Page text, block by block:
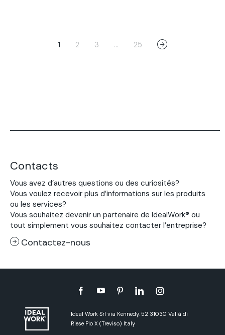
1 2 3 … 25
Contacts
Vous avez d’autres questions ou des curiosités?
Vous voulez recevoir plus d’informations sur les produits
ou les services?
Vous souhaitez devenir un partenaire de IdealWork® ou
tout simplement vous souhaitez contacter l’entreprise?
Contactez-nous
Ideal Work Srl via Kennedy, 52 31030 Vallà di
Riese Pio X (Treviso) Italy